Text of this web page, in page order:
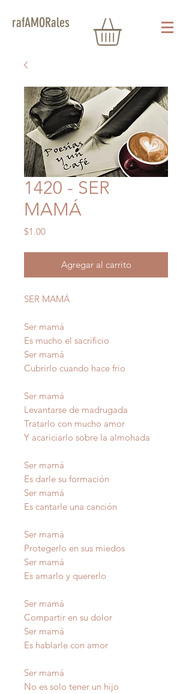
rafAMORales
1420 - SER
MAMÁ
$1.00Precio
Agregar al carrito
SER MAMÁ
Ser mamá
Es mucho el sacrificio
Ser mamá
Cubrirlo cuando hace frio
Ser mamá
Levantarse de madrugada
Tratarlo con mucho amor
Y acariciarlo sobre la almohada
Ser mamá
Es darle su formación
Ser mamá
Es cantarle una canción
Ser mamá
Protegerlo en sus miedos
Ser mamá
Es amarlo y quererlo
Ser mamá
Compartir en su dolor
Ser mamá
Es hablarle con amor
Ser mamá
No es solo tener un hijo